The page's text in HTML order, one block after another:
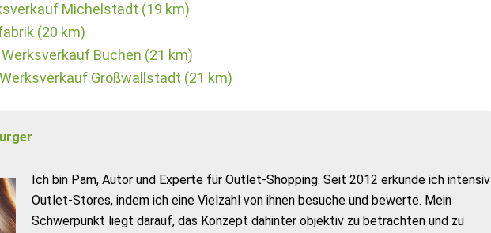
Michelstadt (19 km)
(20 km)
Buchen (21 km)
Großwallstadt (21 km)
Ich bin Pam, Autor und Experte für Outlet-Shopping. Seit 2012 erkunde ich intensiv
Outlet-Stores, indem ich eine Vielzahl von ihnen besuche und bewerte. Mein
Schwerpunkt liegt darauf, das Konzept dahinter objektiv zu betrachten und zu